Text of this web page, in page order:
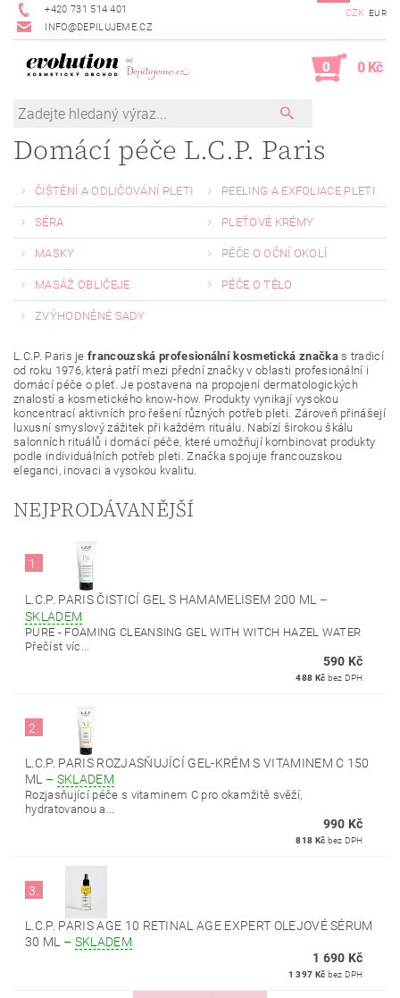
+420 731 514 401
INFO@DEPILUJEME.CZ
CZK EUR
0 0 Kč
Domácí péče L.C.P. Paris
ČIŠTĚNÍ A ODLIČOVÁNÍ PLETI PEELING A EXFOLIACE PLETI
SÉRA PLEŤOVÉ KRÉMY
MASKY PÉČE O OČNÍ OKOLÍ
MASÁŽ OBLIČEJE PÉČE O TĚLO
ZVÝHODNĚNÉ SADY
L.C.P. Paris jefrancouzská profesionální kosmetická značkas tradicí
od roku 1976, která patří mezi přední značky v oblasti profesionální i
domácí péče o pleť. Je postavena na propojení dermatologických
znalostí a kosmetického know-how. Produkty vynikají vysokou
koncentrací aktivních pro řešení různých potřeb pleti. Zároveň přinášejí
luxusní smyslový zážitek při každém rituálu. Nabízí širokou škálu
salonních rituálů i domácí péče, které umožňují kombinovat produkty
podle individuálních potřeb pleti. Značka spojuje francouzskou
eleganci, inovaci a vysokou kvalitu.
NEJPRODÁVANĚJŠÍ
1.
L.C.P. PARIS ČISTICÍ GEL S HAMAMELISEM 200 ML –
SKLADEM
PURE - FOAMING CLEANSING GEL WITH WITCH HAZEL WATER
Přečíst víc...
590 Kč
488 Kč bez DPH
2.
L.C.P. PARIS ROZJASŇUJÍCÍ GEL-KRÉM S VITAMINEM C 150
ML – SKLADEM
Rozjasňující péče s vitaminem C pro okamžitě svěží,
hydratovanou a...
990 Kč
818 Kč bez DPH
3.
L.C.P. PARIS AGE 10 RETINAL AGE EXPERT OLEJOVÉ SÉRUM
30 ML – SKLADEM
1 690 Kč
1 397 Kč bez DPH